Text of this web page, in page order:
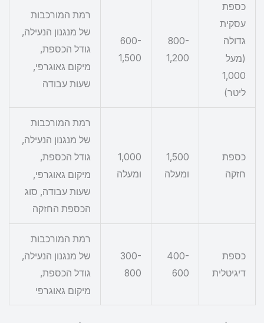
כספת
עסקית
גדולה
(מעל
1,000
ליטר)
800-
1,200
600-
1,500
רמת המורכבות
של מנגנון הנעילה,
גודל הכספת,
מיקום גאוגרפי,
שעות עבודה
כספת
חזקה
1,500
ומעלה
1,000
ומעלה
רמת המורכבות
של מנגנון הנעילה,
גודל הכספת,
מיקום גאוגרפי,
שעות עבודה, סוג
הכספת החזקה
כספת
דיגיטלית
400-
600
300-
800
רמת המורכבות
של מנגנון הנעילה,
גודל הכספת,
מיקום גאוגרפי